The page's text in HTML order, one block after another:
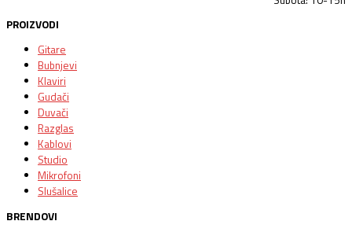
PROIZVODI
Gitare
Bubnjevi
Klaviri
Gudači
Duvači
Razglas
Kablovi
Studio
Mikrofoni
Slušalice
BRENDOVI